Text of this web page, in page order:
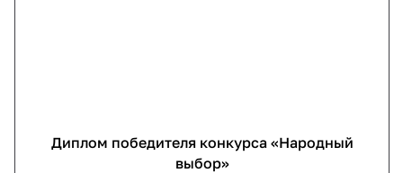
Диплом победителя конкурса «Народный
выбор»